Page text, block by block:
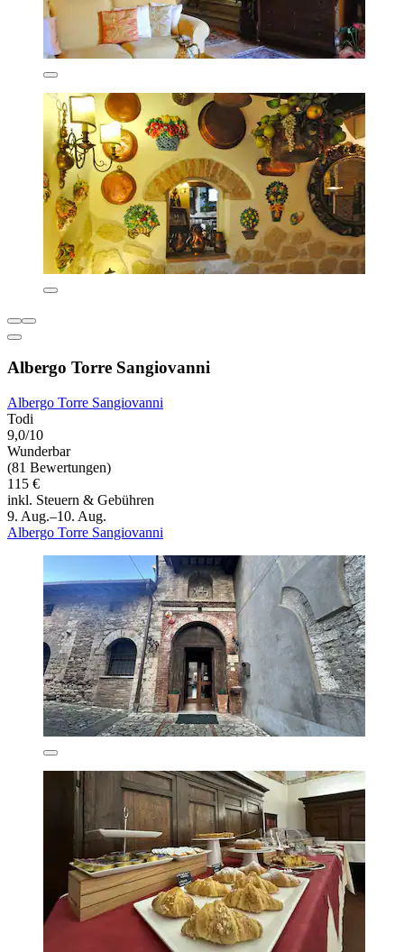
Albergo Torre Sangiovanni
Albergo Torre Sangiovanni
Todi
9,0/10
Wunderbar
(81 Bewertungen)
115 €
inkl. Steuern & Gebühren
9. Aug.–10. Aug.
Albergo Torre Sangiovanni